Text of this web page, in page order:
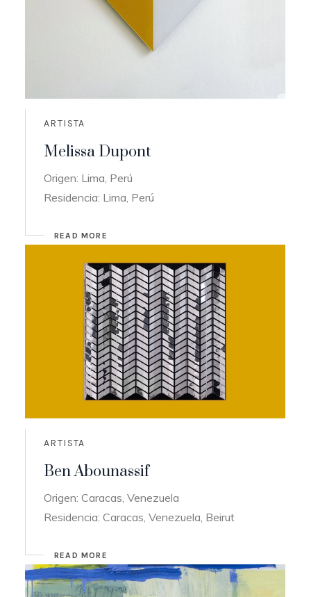
ARTISTA
Melissa Dupont
Origen: Lima, Perú
Residencia: Lima, Perú
READ MORE
ARTISTA
Ben Abounassif
Origen: Caracas, Venezuela
Residencia: Caracas, Venezuela, Beirut
READ MORE